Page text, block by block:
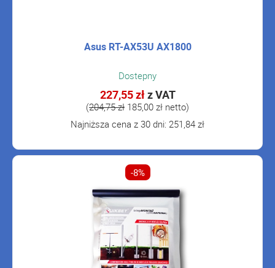
Asus RT-AX53U AX1800
Dostepny
227,55 złz VAT
(204,75 zł 185,00 zł netto)
Najniższa cena z 30 dni: 251,84 zł
-8%